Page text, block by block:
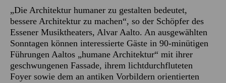
„Die Architektur humaner zu gestalten bedeutet,
bessere Architektur zu machen“, so der Schöpfer des
Essener Musiktheaters, Alvar Aalto. An ausgewählten
Sonntagen können interessierte Gäste in 90-minütigen
Führungen Aaltos „humane Architektur“ mit ihrer
geschwungenen Fassade, ihrem lichtdurchfluteten
Foyer sowie dem an antiken Vorbildern orientierten